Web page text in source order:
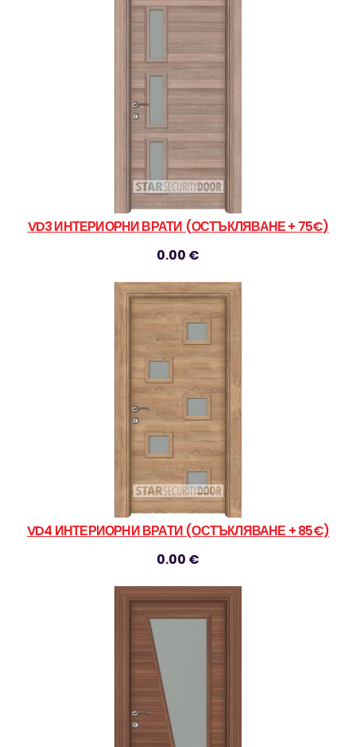
VD3 ИНТЕРИОРНИ ВРАТИ (ОСТЪКЛЯВАНЕ + 75€)
0.00 €
VD4 ИНТЕРИОРНИ ВРАТИ (ОСТЪКЛЯВАНЕ + 85€)
0.00 €